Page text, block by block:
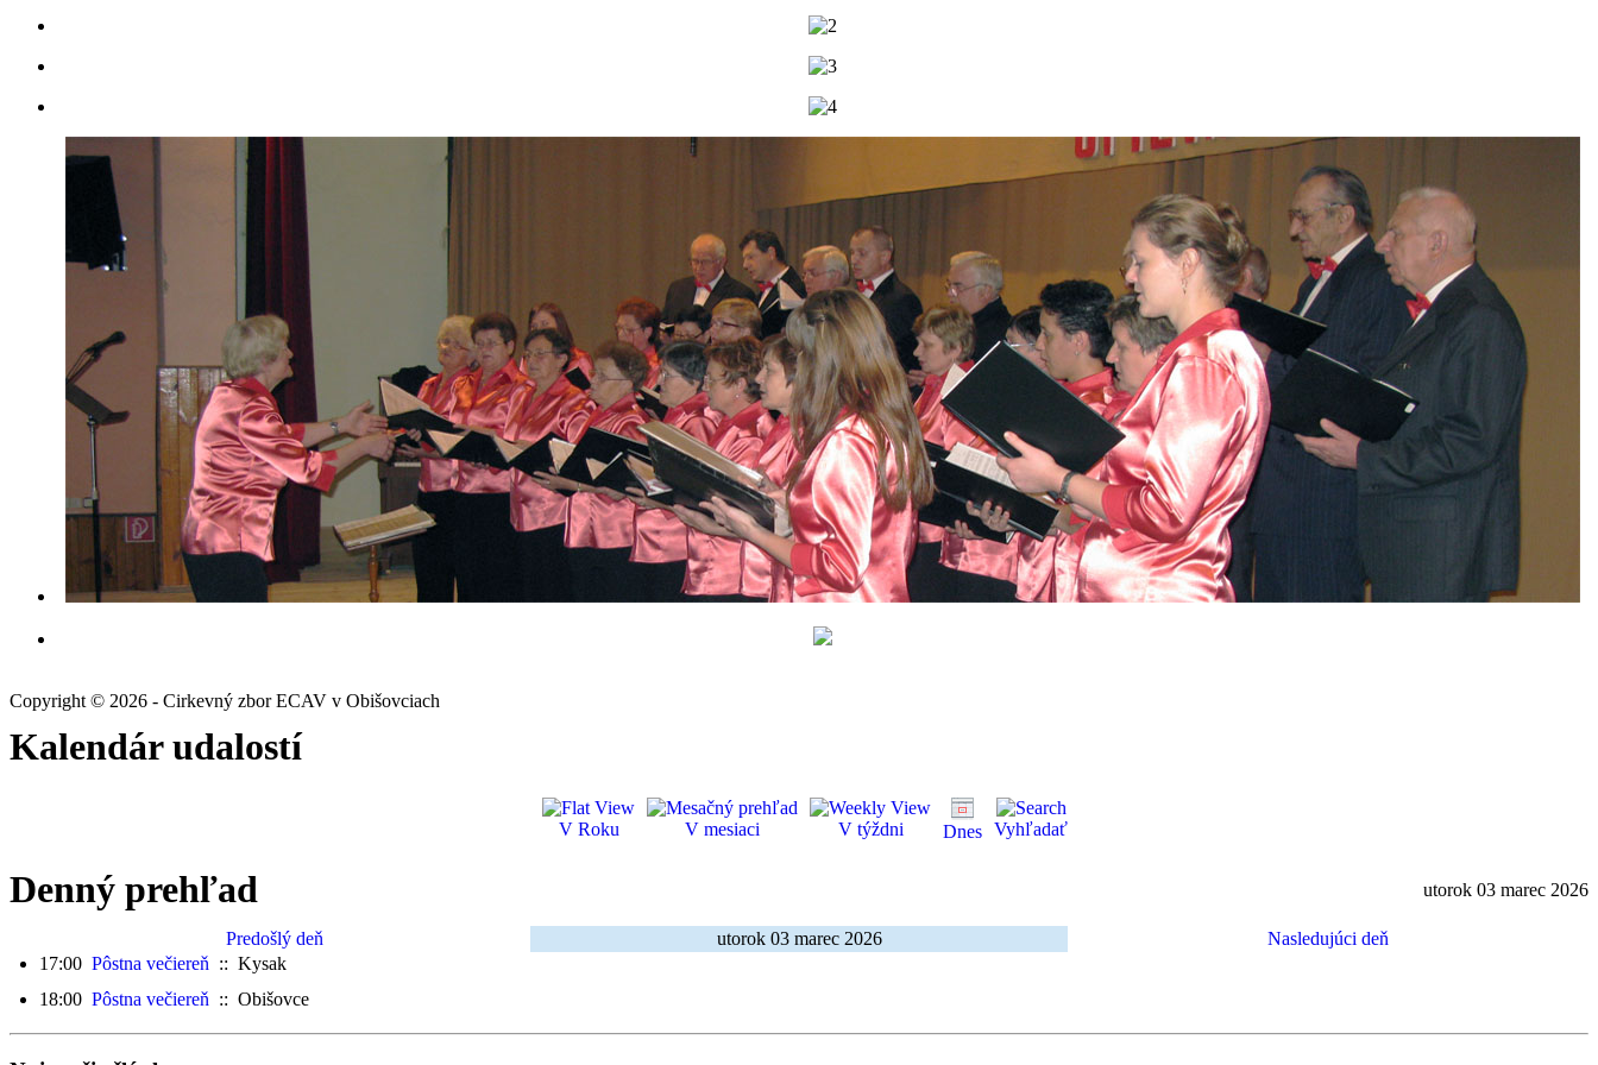
Copyright © 2026 - Cirkevný zbor ECAV v Obišovciach
Kalendár udalostí
V Roku V mesiaci V týždni Dnes Vyhľadať
Denný prehľad utorok 03 marec 2026
Predošlý deň utorok 03 marec 2026
Nasledujúci deň
17:00 Pôstna večiereň :: Kysak
18:00 Pôstna večiereň :: Obišovce